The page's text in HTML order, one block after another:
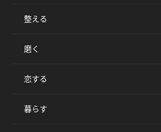
整える
磨く
恋する
暮らす